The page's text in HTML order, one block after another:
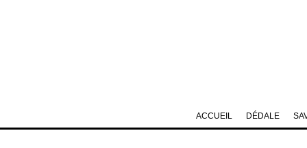
DÉDALE
ACCUEIL